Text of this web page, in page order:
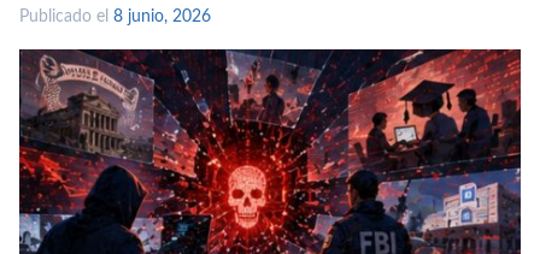
Publicado el 8 junio, 2026